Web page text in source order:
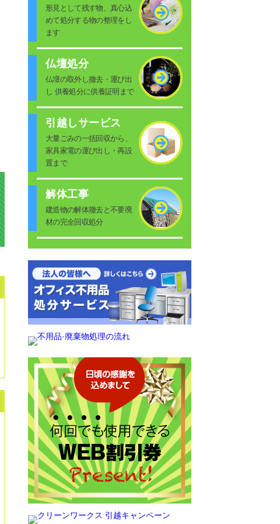
形見として残す物、真心込
めて処分する物の整理をし
ます
仏壇処分
仏壇の取外し撤去・運び出
し 供養処分に供養証明まで
引越しサービス
大量ごみの一括回収から、
家具家電の運び出し・再設
置まで
解体工事
建造物の解体撤去と不要廃
材の完全回収処分